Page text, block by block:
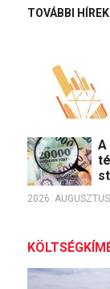
TOVÁBBI
A
2026.